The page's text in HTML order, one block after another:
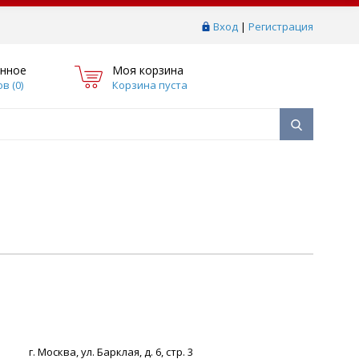
Вход | Регистрация
(0)
Моя корзина
Корзина пуста
г. Москва, ул. Барклая, д. 6, стр. 3